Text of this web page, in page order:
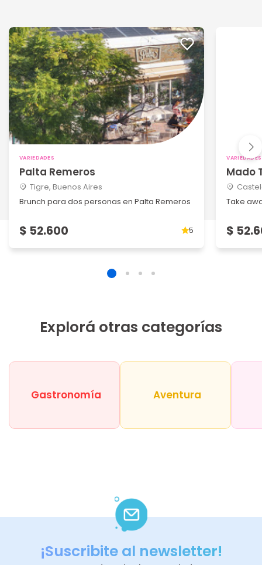
VARIEDADES
Palta Remeros
Tigre, Buenos Aires
Brunch para dos personas en Palta Remeros
$ 52.600 5
VARIEDADES
Mado
Take
$
Explorá otras categorías
Gastronomía Aventura
¡Suscribite al newsletter!